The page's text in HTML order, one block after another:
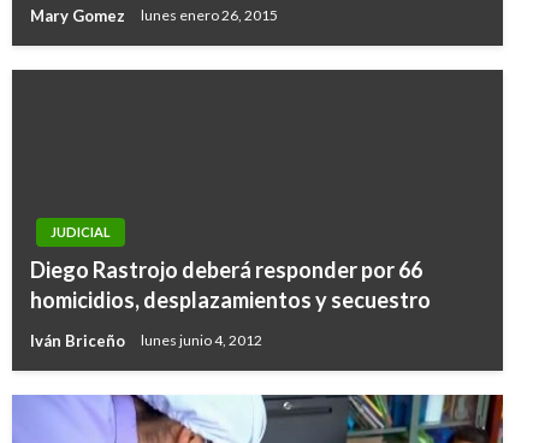
Mary Gomez lunes enero 26, 2015
JUDICIAL
Diego Rastrojo deberá responder por 66
homicidios, desplazamientos y secuestro
Iván Briceño lunes junio 4, 2012